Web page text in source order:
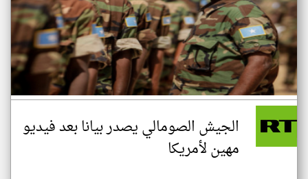
الجيش الصومالي يصدر بيانا بعد فيديو
مهين لأمريكا